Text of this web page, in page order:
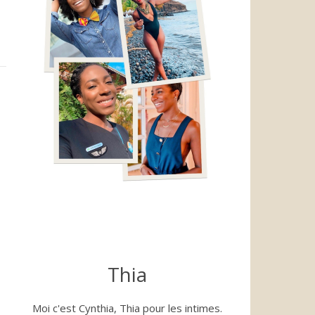
Thia
Moi c'est Cynthia, Thia pour les intimes.